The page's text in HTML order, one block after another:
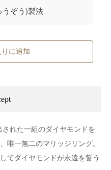
うぞう)製法
に追加
された一組のダイヤモンドを
唯一無二のマリッジリング。
てダイヤモンドが永遠を誓う